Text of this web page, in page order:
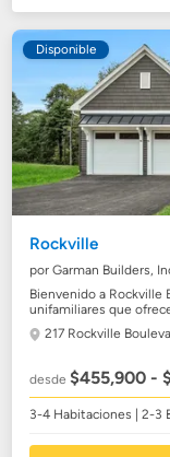
Disponible
Rockville
por Garman Builders,
Bienvenido a Rockville
unifamiliares que
217 Rockville
desde$455,900 -
3-4 Habitaciones | 2-3